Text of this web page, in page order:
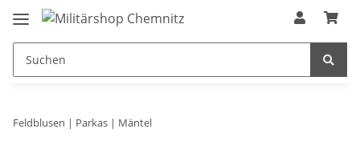
Feldblusen | Parkas | Mäntel